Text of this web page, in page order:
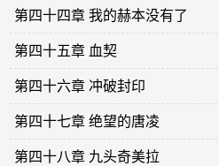
第四十四章 我的赫本没有了
第四十五章 血契
第四十六章 冲破封印
第四十七章 绝望的唐凌
第四十八章 九头奇美拉